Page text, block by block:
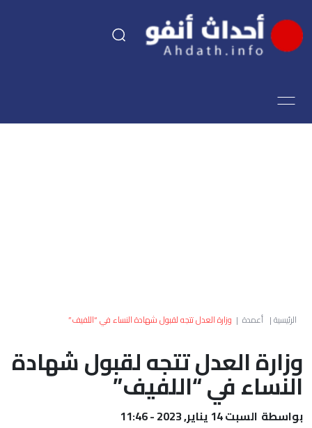
اقتصاد
العالم
أعمدة
الصحراء
الرئيسية| أعمدة | وزارة العدل تتجه لقبول شهادة النساء في “اللفيف”
وزارة العدل تتجه لقبول شهادة
النساء في “اللفيف”
بواسطة السبت 14 يناير, 2023 - 11:46